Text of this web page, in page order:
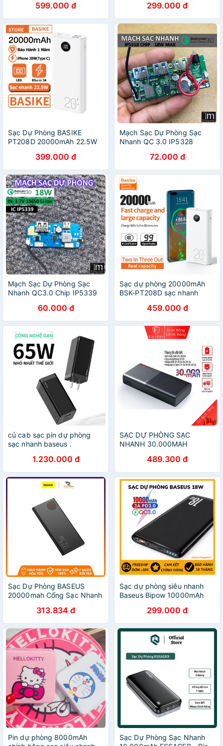
599.000 đ 299.000 đ
Sạc Dự Phòng BASIKE
PT208D 20000mAh 22.5W
399.000 đ
Mạch Sạc Dự Phòng Sạc
Nhanh QC 3.0 IP5328
72.000 đ
Mạch Sạc Dự Phòng Sạc
Nhanh QC3.0 Chip IP5339
60.000 đ
Sạc dự phòng 20000mAh
BSK-PT208D sạc nhanh
459.000 đ
củ cab sạc pin dự phòng
sạc nhanh baseus .
1.230.000 đ
SẠC DỰ PHÒNG SẠC
NHANH 30.000MAH
489.300 đ
Sạc Dự Phòng BASEUS
20000mah Cổng Sạc Nhanh
313.834 đ
Sạc dự phòng siêu nhanh
Baseus Bipow 10000mAh
299.000 đ
Pin dự phòng 8000mAh
Sạc Dự Phòng Sạc Nhanh